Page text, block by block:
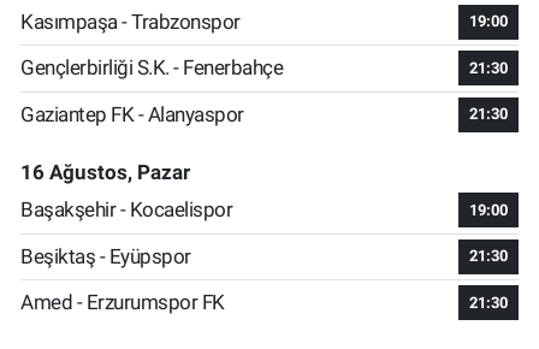
Kasımpaşa - Trabzonspor 19:00
Gençlerbirliği S.K. - Fenerbahçe 21:30
Gaziantep FK - Alanyaspor 21:30
16 Ağustos, Pazar
Başakşehir - Kocaelispor
19:00
Beşiktaş - Eyüpspor 21:30
Amed - Erzurumspor FK 21:30